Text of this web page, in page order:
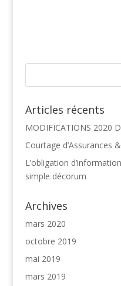
Articles récents
MODIFICATIONS 2020
Courtage d’Assurances
L’obligation
simple décorum
Archives
mars 2020
octobre 2019
mai 2019
mars 2019